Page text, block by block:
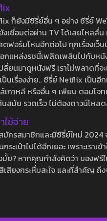
ก็ยังมีซีรี่ย์อื่น ๆ อย่าง ซีรี่ย์
เชื่อมต่อผ่าน TV ได้เลยไหลลื่
ตฟอร์มไหนอีกต่อไป ทุกเรื่องเว็
อกแหล่งรชนี้เพลิดเพลินไปกับห
ยนมาดูหนังฟรี เราไม่พลาดที่
ป็นเรื่องง่าย.. ซีรี่ย์ Netflix เป็น
กาหลี หรืออื่น ๆ เพียบ ตอบโจท
สมัย รวดเร็ว ไม่ต้องดาวน์โห
ช้จ่าย
มัครสมาชิกและมีซีรี่ย์ใหม่
ระเป๋าไปได้อีกเยอะ เพราะเร
มั้ย? หากคุณกำลังคิดว่า ของฟ
เสียงกระหึ่มสะใจ และที่สำคัญ